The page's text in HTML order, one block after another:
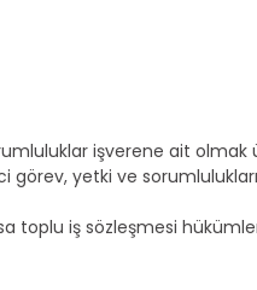
işverene ait
görev, yetki ve sorumlulukları
toplu iş sözleşmesi